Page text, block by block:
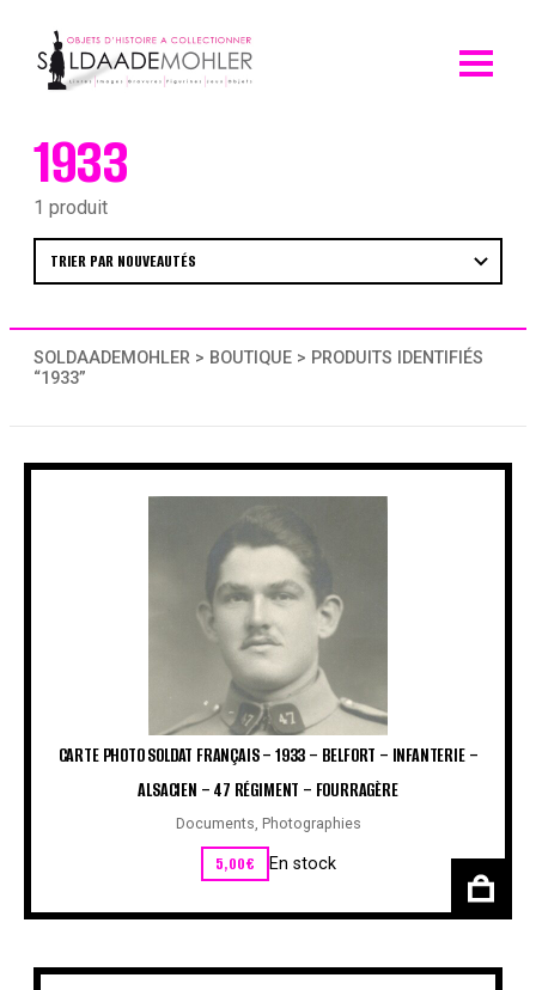
content
1933
1 produit
SOLDAADEMOHLER > BOUTIQUE > PRODUITS IDENTIFIÉS
“1933”
CARTE PHOTO SOLDAT FRANÇAIS – 1933 – BELFORT – INFANTERIE –
ALSACIEN – 47 RÉGIMENT – FOURRAGÈRE
Documents, Photographies
5,00€ En stock